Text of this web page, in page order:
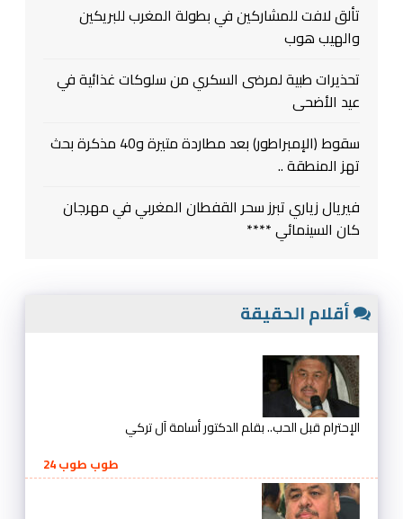
تألق لافت للمشاركين في بطولة المغرب للبريكين
والهيب هوب
تحذيرات طبية لمرضى السكري من سلوكات غذائية في
عيد الأضحى
سقوط (الإمبراطور) بعد مطاردة متيرة و40 مذكرة بحث
تهز المنطقة ..
فيريال زياري تبرز سحر القفطان المغربي في مهرجان
كان السينمائي ****
أقلام الحقيقة
الإحترام قبل الحب.. بقلم الدكتور أسامة آل تركي
طوب طوب 24